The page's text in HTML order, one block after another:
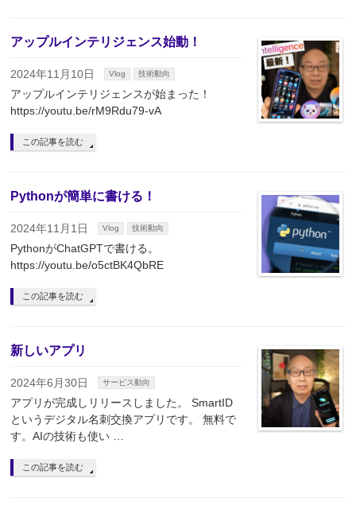
アップルインテリジェンス始動！
2024年11月10日 Vlog 技術動向
アップルインテリジェンスが始まった！
https://youtu.be/rM9Rdu79-vA
この記事を読む
Pythonが簡単に書ける！
2024年11月1日 Vlog 技術動向
PythonがChatGPTで書ける。
https://youtu.be/o5ctBK4QbRE
この記事を読む
新しいアプリ
2024年6月30日 サービス動向
アプリが完成しリリースしました。 SmartID
というデジタル名刺交換アプリです。 無料で
す。AIの技術も使い …
この記事を読む